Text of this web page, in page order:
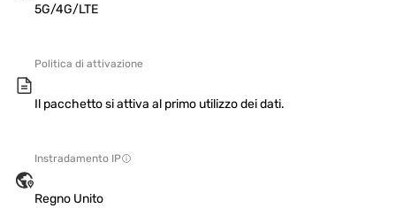
5G/4G/LTE
Politica di attivazione
Il pacchetto si attiva al primo utilizzo dei dati.
Instradamento IP
Regno Unito